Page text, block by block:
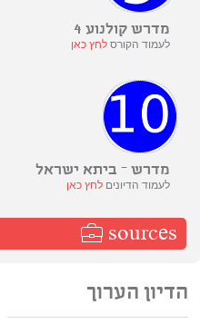
מדרש קולנוע 4
לעמוד הקורסלחץ כאן
מדרש – ביתא ישראל
לעמוד הדיוניםלחץ כאן
sources
הדיון הערוך